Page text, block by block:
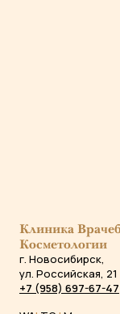
Клиника
Косметологии
г. Новосибирск,
ул. Российская, 21
+7 (958) 697-67-47